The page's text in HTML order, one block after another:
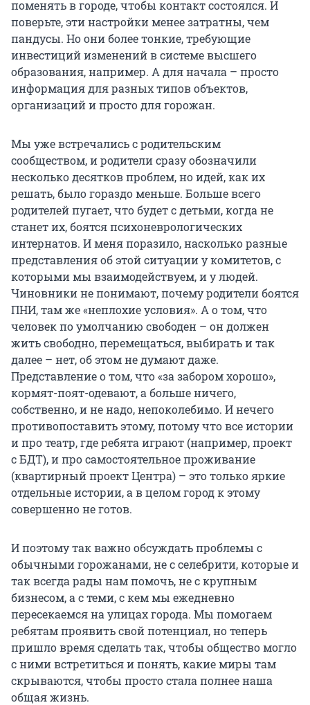
поменять в городе, чтобы контакт состоялся. И
поверьте, эти настройки менее затратны, чем
пандусы. Но они более тонкие, требующие
инвестиций изменений в системе высшего
образования, например. А для начала – просто
информация для разных типов объектов,
организаций и просто для горожан.
Мы уже встречались с родительским
сообществом, и родители сразу обозначили
несколько десятков проблем, но идей, как их
решать, было гораздо меньше. Больше всего
родителей пугает, что будет с детьми, когда не
станет их, боятся психоневрологических
интернатов. И меня поразило, насколько разные
представления об этой ситуации у комитетов, с
которыми мы взаимодействуем, и у людей.
Чиновники не понимают, почему родители боятся
ПНИ, там же «неплохие условия». А о том, что
человек по умолчанию свободен – он должен
жить свободно, перемещаться, выбирать и так
далее – нет, об этом не думают даже.
Представление о том, что «за забором хорошо»,
кормят-поят-одевают, а больше ничего,
собственно, и не надо, непоколебимо. И нечего
противопоставить этому, потому что все истории
и про театр, где ребята играют (например, проект
с БДТ), и про самостоятельное проживание
(квартирный проект Центра) – это только яркие
отдельные истории, а в целом город к этому
совершенно не готов.
И поэтому так важно обсуждать проблемы с
обычными горожанами, не с селебрити, которые и
так всегда рады нам помочь, не с крупным
бизнесом, а с теми, с кем мы ежедневно
пересекаемся на улицах города. Мы помогаем
ребятам проявить свой потенциал, но теперь
пришло время сделать так, чтобы общество могло
с ними встретиться и понять, какие миры там
скрываются, чтобы просто стала полнее наша
общая жизнь.